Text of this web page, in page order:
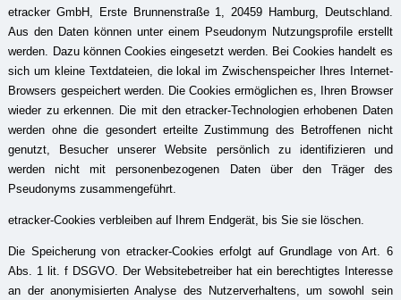
etracker GmbH, Erste Brunnenstraße 1, 20459 Hamburg, Deutschland.
Aus den Daten können unter einem Pseudonym Nutzungsprofile erstellt
werden. Dazu können Cookies eingesetzt werden. Bei Cookies handelt es
sich um kleine Textdateien, die lokal im Zwischenspeicher Ihres Internet-
Browsers gespeichert werden. Die Cookies ermöglichen es, Ihren Browser
wieder zu erkennen. Die mit den etracker-Technologien erhobenen Daten
werden ohne die gesondert erteilte Zustimmung des Betroffenen nicht
genutzt, Besucher unserer Website persönlich zu identifizieren und
werden nicht mit personenbezogenen Daten über den Träger des
Pseudonyms zusammengeführt.
etracker-Cookies verbleiben auf Ihrem Endgerät, bis Sie sie löschen.
Die Speicherung von etracker-Cookies erfolgt auf Grundlage von Art. 6
Abs. 1 lit. f DSGVO. Der Websitebetreiber hat ein berechtigtes Interesse
an der anonymisierten Analyse des Nutzerverhaltens, um sowohl sein